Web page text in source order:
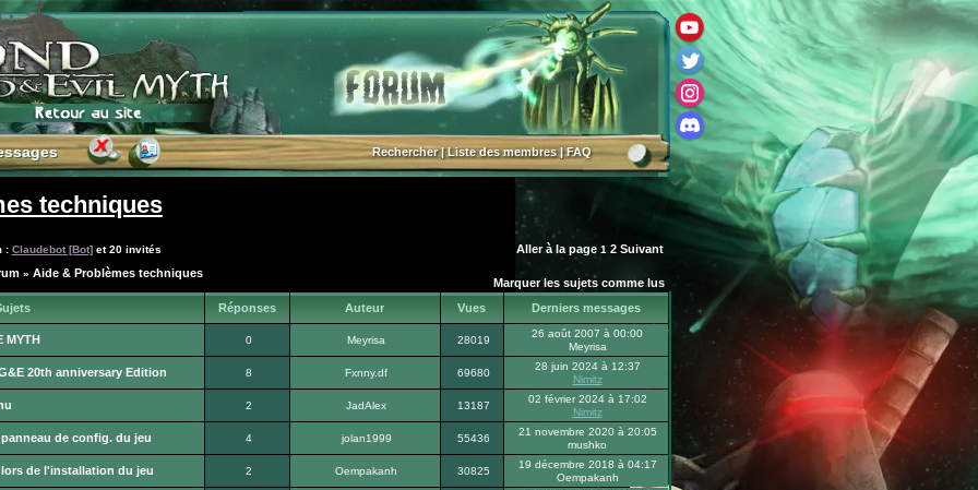
Rechercher|Liste des membres|FAQ
techniques
: Claudebot [Bot]et 20 invités Aller à la page 1 2 Suivant
» Aide & Problèmes techniques
Marquer les sujets comme lus
Réponses Auteur Vues Derniers messages
MYTH 0 Meyrisa 28019
26 août 2007 à 00:00
Meyrisa
20th anniversary Edition 8 Fxnny.df 69680
28 juin 2024 à 12:37
Nimitz
2 JadAlex 13187
02 février 2024 à 17:02
Nimitz
de config. du jeu 4 jolan1999 55436
21 novembre 2020 à 20:05
mushko
de l'installation du jeu 2 Oempakanh 30825
19 décembre 2018 à 04:17
Oempakanh